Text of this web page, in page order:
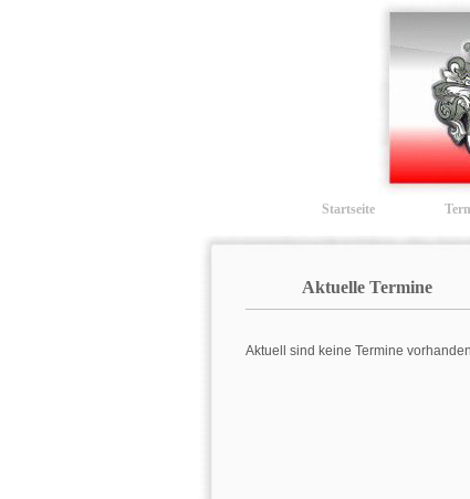
Startseite
Aktuelle Termine
Aktuell sind keine Termine